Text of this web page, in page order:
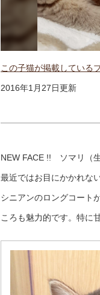
この子猫が掲載している
2016年1月27日更新
NEW FACE !! ソマリ（
最近ではお目にかかれな
シニアンのロングコート
ころも魅力的です。特に